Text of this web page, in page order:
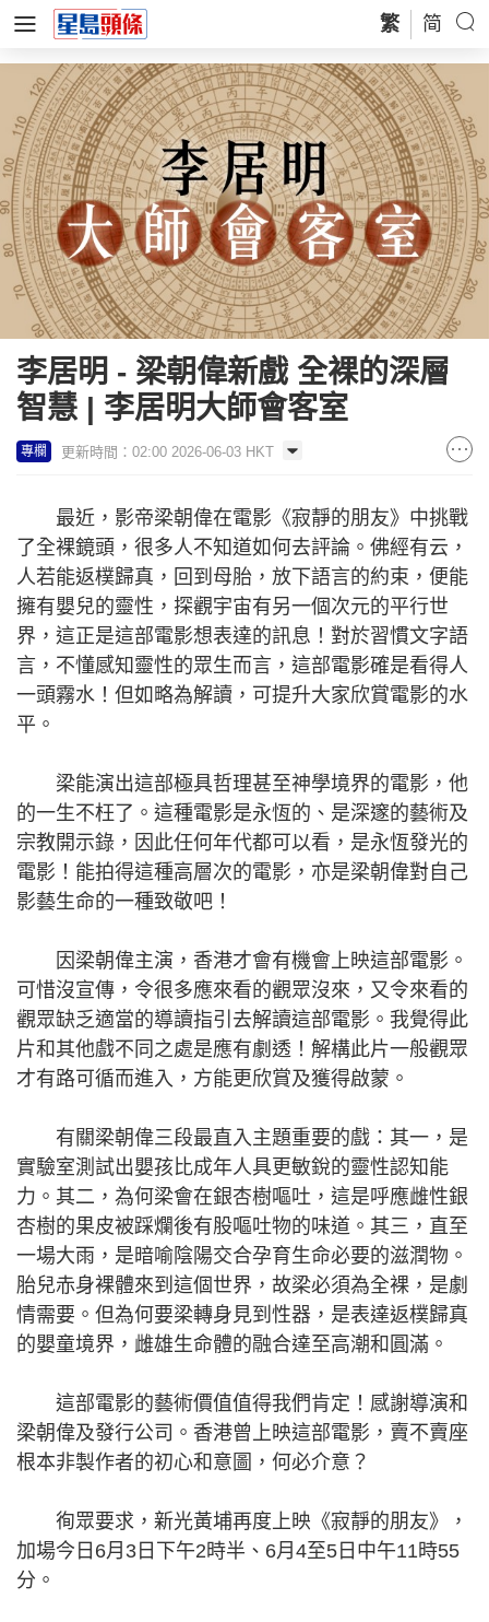
繁 简
李居明 - 梁朝偉新戲 全裸的深層
智慧 | 李居明大師會客室
專欄 更新時間：02:00 2026-06-03 HKT
最近，影帝梁朝偉在電影《寂靜的朋友》中挑戰
了全裸鏡頭，很多人不知道如何去評論。佛經有云，
人若能返樸歸真，回到母胎，放下語言的約束，便能
擁有嬰兒的靈性，探觀宇宙有另一個次元的平行世
界，這正是這部電影想表達的訊息！對於習慣文字語
言，不懂感知靈性的眾生而言，這部電影確是看得人
一頭霧水！但如略為解讀，可提升大家欣賞電影的水
平。
梁能演出這部極具哲理甚至神學境界的電影，他
的一生不枉了。這種電影是永恆的、是深邃的藝術及
宗教開示錄，因此任何年代都可以看，是永恆發光的
電影！能拍得這種高層次的電影，亦是梁朝偉對自己
影藝生命的一種致敬吧！
因梁朝偉主演，香港才會有機會上映這部電影。
可惜沒宣傳，令很多應來看的觀眾沒來，又令來看的
觀眾缺乏適當的導讀指引去解讀這部電影。我覺得此
片和其他戲不同之處是應有劇透！解構此片一般觀眾
才有路可循而進入，方能更欣賞及獲得啟蒙。
有關梁朝偉三段最直入主題重要的戲：其一，是
實驗室測試出嬰孩比成年人具更敏銳的靈性認知能
力。其二，為何梁會在銀杏樹嘔吐，這是呼應雌性銀
杏樹的果皮被踩爛後有股嘔吐物的味道。其三，直至
一場大雨，是暗喻陰陽交合孕育生命必要的滋潤物。
胎兒赤身裸體來到這個世界，故梁必須為全裸，是劇
情需要。但為何要梁轉身見到性器，是表達返樸歸真
的嬰童境界，雌雄生命體的融合達至高潮和圓滿。
這部電影的藝術價值值得我們肯定！感謝導演和
梁朝偉及發行公司。香港曾上映這部電影，賣不賣座
根本非製作者的初心和意圖，何必介意？
徇眾要求，新光黃埔再度上映《寂靜的朋友》，
加場今日6月3日下午2時半、6月4至5日中午11時55
分。